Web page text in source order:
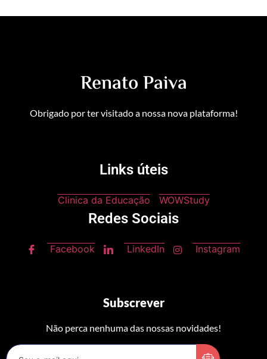
Renato Paiva
Obrigado por ter visitado a nossa nova plataforma!
Links úteis
Clinica da Educação WOWStudy
Redes Sociais
Facebook LinkedIn Instagram
Subscrever
Não perca nenhuma das nossas novidades!